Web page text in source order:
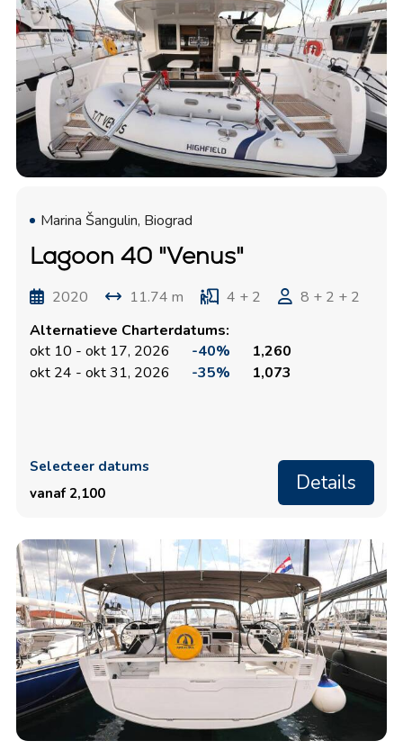
Marina Šangulin, Biograd
Lagoon 40 "Venus"
2020 11.74 m 4 + 2
8 + 2 + 2
Alternatieve Charterdatums:
okt 10 - okt 17, 2026
-40%
1,260
okt 24 - okt 31, 2026
-35% 1,073
Selecteer datums
vanaf 2,100
Details